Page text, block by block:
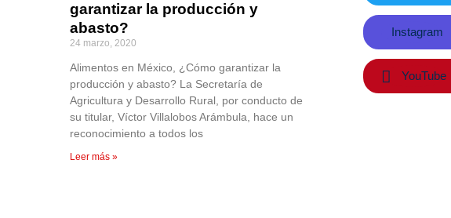
garantizar la producción y
abasto?
24 marzo, 2020
Alimentos en México, ¿Cómo garantizar la
producción y abasto? La Secretaría de
Agricultura y Desarrollo Rural, por conducto de
su titular, Víctor Villalobos Arámbula, hace un
reconocimiento a todos los
Leer más »
Instagram
YouTube